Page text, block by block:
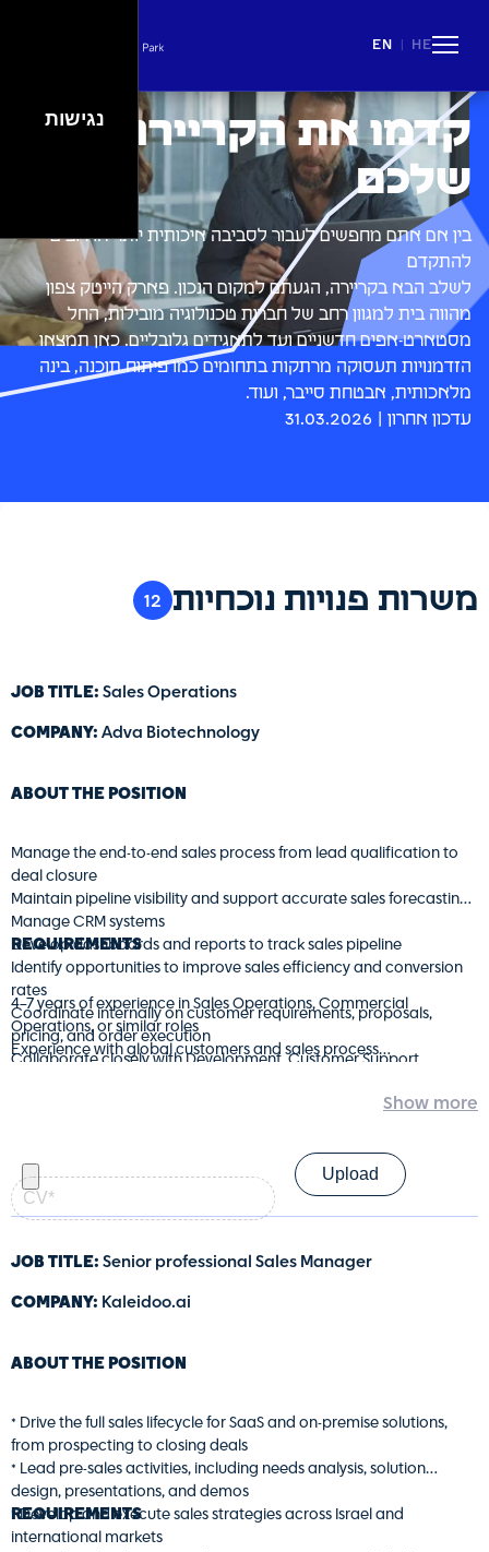
Lifestyle
HE
EN
קדמו את הקריירה
שלכם
בין אם אתם מחפשים לעבור לסביבה איכותית יותר או רוצים
להתקדם
לשלב הבא בקריירה, הגעתם למקום הנכון. פארק הייטק צפון
מהווה בית למגוון רחב של חברות טכנולוגיה מובילות, החל
מסטארט-אפים חדשניים ועד לתאגידים גלובליים. כאן תמצאו
הזדמנויות תעסוקה מרתקות בתחומים כמו פיתוח תוכנה, בינה
מלאכותית, אבטחת סייבר, ועוד.
עדכון אחרון | 31.03.2026
משרות פנויות נוכחיות 12
JOB TITLE: Sales Operations
COMPANY: Adva Biotechnology
ABOUT THE POSITION
Manage the end-to-end sales process from lead qualification to
deal closure
Maintain pipeline visibility and support accurate sales forecasting
Manage CRM systems
Develop dashboards and reports to track sales pipeline
Identify opportunities to improve sales efficiency and conversion
rates
Coordinate internally on customer requirements, proposals,
pricing, and order execution
Collaborate closely with Development, Customer Support,
REQUIREMENTS
4–7 years of experience in Sales Operations, Commercial
Operations, or similar roles
Experience with global customers and sales process
Experience working with CRM systems (HubSpot, or similar)
חיים
—
קובץ
JOB TITLE: Senior professional Sales Manager
COMPANY: Kaleidoo.ai
ABOUT THE POSITION
* Drive the full sales lifecycle for SaaS and on-premise solutions,
from prospecting to closing deals
* Lead pre-sales activities, including needs analysis, solution
design, presentations, and demos
* Develop and execute sales strategies across Israel and
international markets
REQUIREMENTS
נגישות